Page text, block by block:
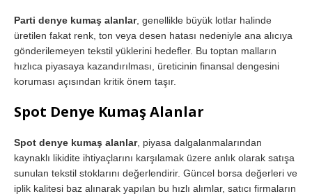
Parti denye kumaş alanlar, genellikle büyük lotlar halinde
üretilen fakat renk, ton veya desen hatası nedeniyle ana alıcıya
gönderilemeyen tekstil yüklerini hedefler. Bu toptan malların
hızlıca piyasaya kazandırılması, üreticinin finansal dengesini
koruması açısından kritik önem taşır.
Spot Denye Kumaş Alanlar
Spot denye kumaş alanlar, piyasa dalgalanmalarından
kaynaklı likidite ihtiyaçlarını karşılamak üzere anlık olarak satışa
sunulan tekstil stoklarını değerlendirir. Güncel borsa değerleri ve
iplik kalitesi baz alınarak yapılan bu hızlı alımlar, satıcı firmaların